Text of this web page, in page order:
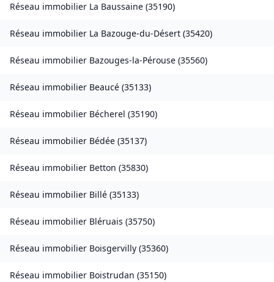
Réseau immobilier La Baussaine (35190)
Réseau immobilier La Bazouge-du-Désert (35420)
Réseau immobilier Bazouges-la-Pérouse (35560)
Réseau immobilier Beaucé (35133)
Réseau immobilier Bécherel (35190)
Réseau immobilier Bédée (35137)
Réseau immobilier Betton (35830)
Réseau immobilier Billé (35133)
Réseau immobilier Bléruais (35750)
Réseau immobilier Boisgervilly (35360)
Réseau immobilier Boistrudan (35150)